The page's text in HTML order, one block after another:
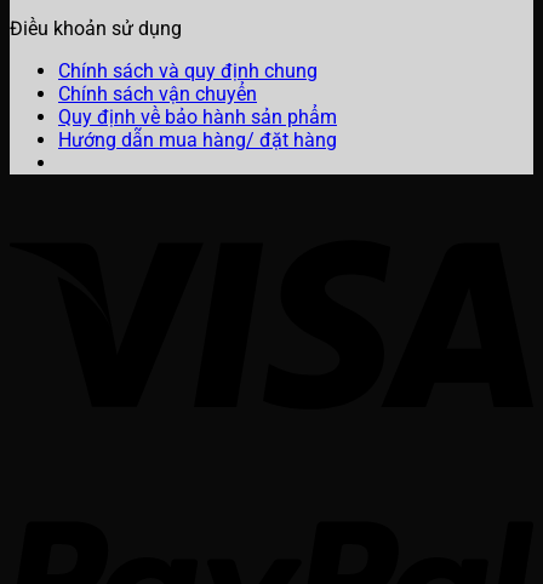
Điều khoản sử dụng
Chính sách và quy định chung
Chính sách vận chuyển
Quy định về bảo hành sản phẩm
Hướng dẫn mua hàng/ đặt hàng